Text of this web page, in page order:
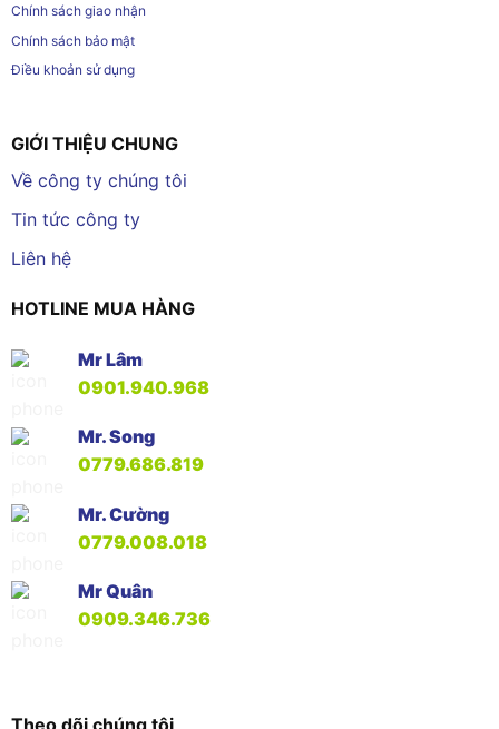
Chính sách giao nhận
Chính sách bảo mật
Điều khoản sử dụng
GIỚI THIỆU CHUNG
Về công ty chúng tôi
Tin tức công ty
Liên hệ
HOTLINE MUA HÀNG
Mr Lâm
0901.940.968
Mr. Song
0779.686.819
Mr. Cường
0779.008.018
Mr Quân
0909.346.736
Theo dõi chúng tôi